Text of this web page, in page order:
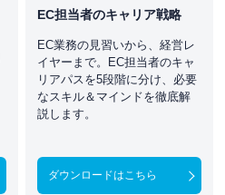
EC担当者のキャリア戦略
EC業務の見習いから、経営レ
イヤーまで。EC担当者のキャ
リアパスを5段階に分け、必要
なスキル＆マインドを徹底解
説します。
ダウンロードはこちら